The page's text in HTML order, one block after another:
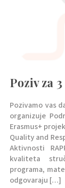
Poziv za
Pozivamo vas
organizuje
Erasmus+
Quality and
Aktivnosti
kvaliteta
programa,
odgovaraju […]